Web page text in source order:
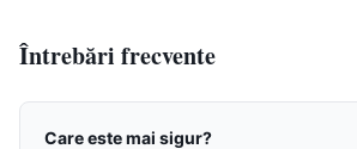
Întrebări frecvente
Care este mai sigur?